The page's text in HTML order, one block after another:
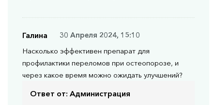
Галина
30 Апреля 2024, 15:10
Насколько эффективен препарат для
профилактики переломов при остеопорозе, и
через какое время можно ожидать улучшений?
Ответ от: Администрация